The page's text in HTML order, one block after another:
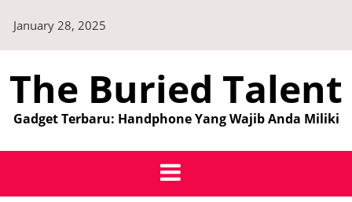
content
January 28, 2025
The Buried Talent
Gadget Terbaru: Handphone Yang Wajib Anda Miliki